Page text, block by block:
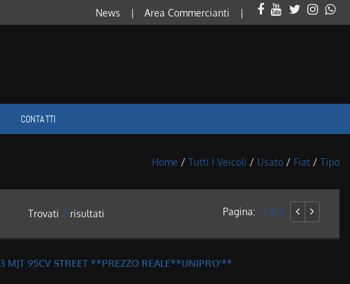
News Area Commercianti
CONTATTI
Home / Tutti I Veicoli / Usato / Fiat / Tipo
Trovati 2 risultati Pagina: 1 di 1
MJT 95CV STREET **PREZZO REALE**UNIPRO'**